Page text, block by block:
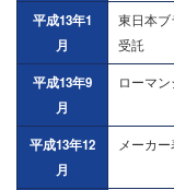
平成13年1
月
東日本
受託
平成13年9
月
ローマ
平成13年12
月
メーカ